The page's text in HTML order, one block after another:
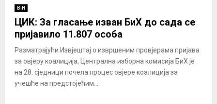
BiH
ЦИК: За гласање изван БиХ до сада се
пријавило 11.807 особа
Разматрајући Извјештај о извршеним провјерама пријава
за овјеру коалиција, Централна изборна комисија БиХ је
на 28. сједници почела процес овјере коалиција за
учешће на предстојећим...